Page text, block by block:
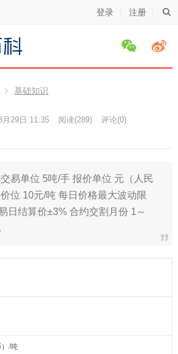
登录 注册
基础知识
月29日 11:35 阅读(289) 评论(0)
易单位 5吨/手 报价单位 元（人民
位 10元/吨 每日价格最大波动限
日结算价±3% 合约交割月份 1～
/吨